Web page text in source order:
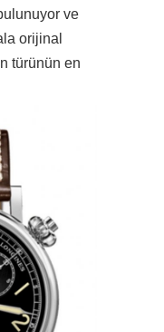
ve
orijinal
türünün en